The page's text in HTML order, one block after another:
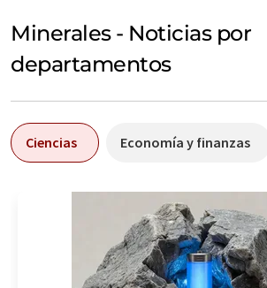
Minerales - Noticias por
departamentos
Ciencias Economía y finanzas